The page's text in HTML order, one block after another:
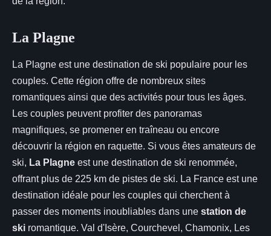
La Plagne
La Plagne est une destination de ski populaire pour les
couples. Cette région offre de nombreux sites
romantiques ainsi que des activités pour tous les âges.
Les couples peuvent profiter des panoramas
magnifiques, se promener en traîneau ou encore
découvrir la région en raquette. Si vous êtes amateurs de
ski, La Plagne est une destination de ski renommée,
offrant plus de 225 km de pistes de ski. La France est une
destination idéale pour les couples qui cherchent à
passer des moments inoubliables dans une station de
ski romantique. Val d'Isère, Courchevel, Chamonix, Les